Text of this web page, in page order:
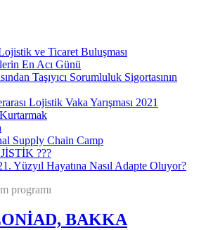
ve Ticaret Buluşması
En Acı Günü
Taşıyıcı Sorumluluk Sigortasının
Lojistik Vaka Yarışması 2021
Supply Chain Camp
???
Yüzyıl Hayatına Nasıl Adapte Oluyor?
programı
BAKKA